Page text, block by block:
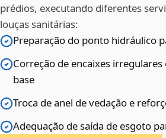
prédios, executando diferentes
louças sanitárias:
Preparação do ponto hidráulico
Correção de encaixes
base
Troca de anel de vedação e
Adequação de saída de esgoto